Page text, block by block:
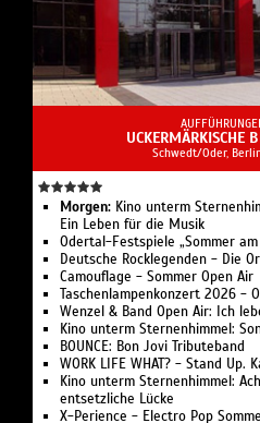
UCKERMÄRKISCHE
Schwedt/Oder,
Morgen: Kino unterm
Ein Leben für die Musik
Odertal-Festspiele „Sommer am
Deutsche Rocklegenden - Die
Camouflage - Sommer Open Air
Taschenlampenkonzert 2026 -
Wenzel & Band Open Air: Ich
Kino unterm Sternenhimmel:
BOUNCE: Bon Jovi Tributeband
WORK LIFE WHAT? - Stand Up.
Kino unterm Sternenhimmel:
entsetzliche Lücke
X-Perience - Electro Pop